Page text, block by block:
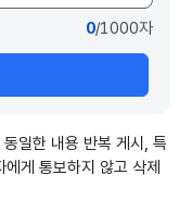
0/1000자
일한 내용 반복 게시, 특
게 통보하지 않고 삭제